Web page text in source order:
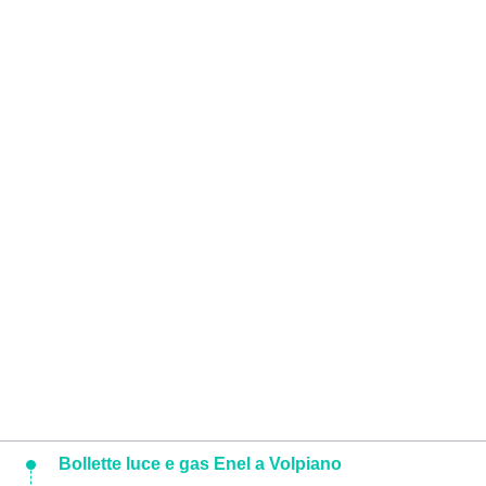
Bollette luce e gas Enel a Volpiano